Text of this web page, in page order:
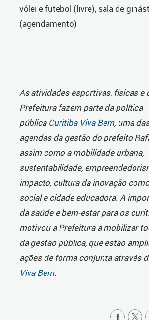
vôlei e futebol (livre), sala de
(agendamento)
As atividades esportivas, físicas e
Prefeitura fazem parte da política
pública Curitiba Viva Bem, uma
agendas da gestão do prefeito
assim como a mobilidade urbana,
sustentabilidade,
impacto, cultura da inovação
social e cidade educadora. A
da saúde e bem-estar para os
motivou a Prefeitura a mobilizar
da gestão pública, que estão
ações de forma conjunta através
Viva Bem.